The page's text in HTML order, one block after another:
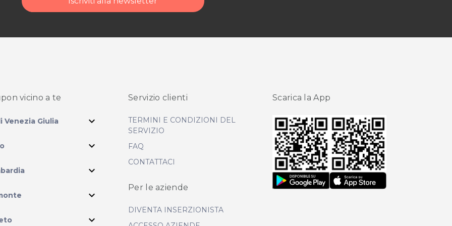
vicino a te
Venezia Giulia expand_more
expand_more
expand_more
expand_more
expand_more
Servizio clienti
TERMINI E CONDIZIONI DEL
SERVIZIO
FAQ
CONTATTACI
Per le aziende
DIVENTA INSERZIONISTA
Scarica la App